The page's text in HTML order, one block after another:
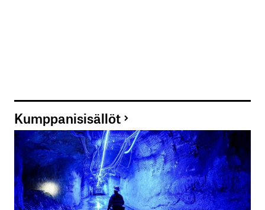
Kumppanisisällöt